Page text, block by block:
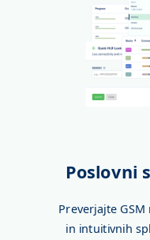
Poslovni
Preverjajte
in intuitivnih